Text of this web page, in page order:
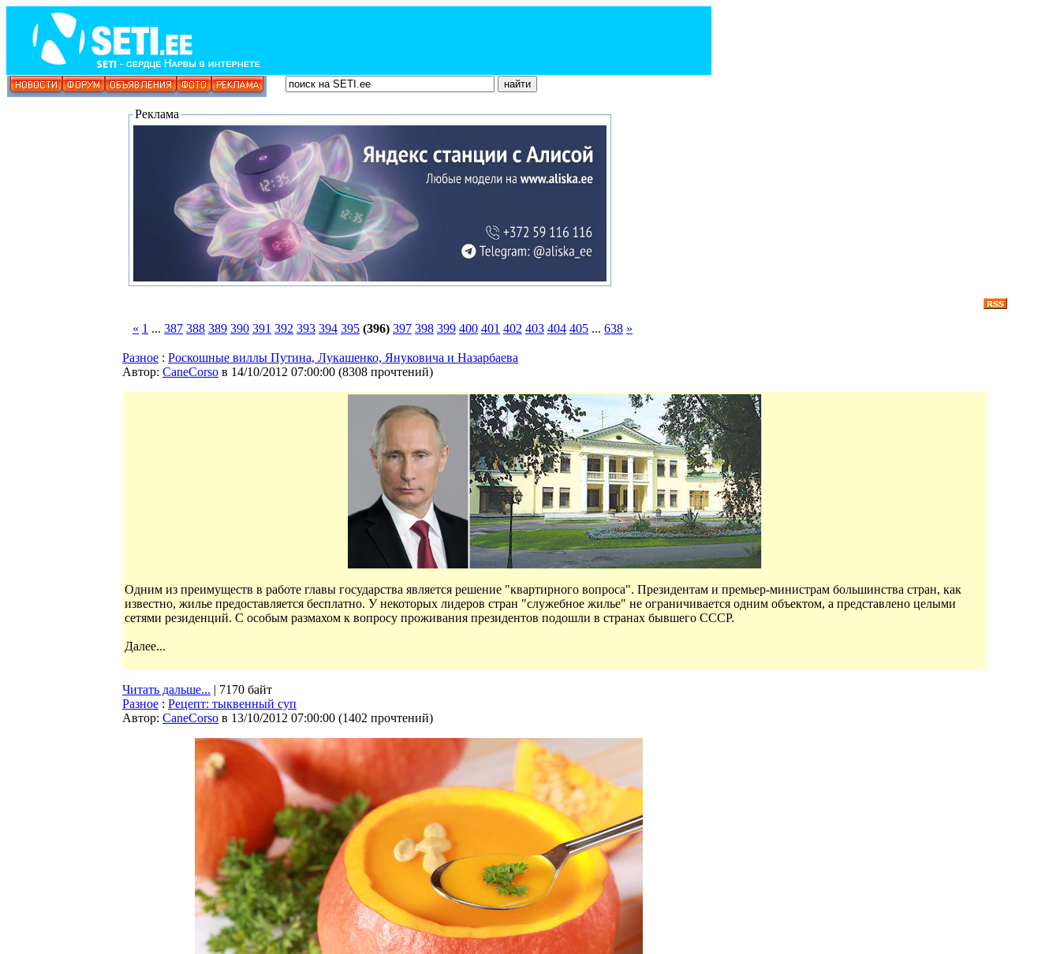
Реклама
« 1 ... 387 388 389 390 391 392 393 394 395 (396) 397 398 399 400 401 402 403 404 405 ... 638 »
Разное : Роскошные виллы Путина, Лукашенко, Януковича и Назарбаева
Автор: CaneCorso в 14/10/2012 07:00:00 (8308 прочтений)
Одним из преимуществ в работе главы государства является решение "квартирного вопроса". Президентам и премьер-министрам большинства стран, как
известно, жилье предоставляется бесплатно. У некоторых лидеров стран "служебное жилье" не ограничивается одним объектом, а представлено целыми
сетями резиденций. С особым размахом к вопросу проживания президентов подошли в странах бывшего СССР.
Далее...
Читать дальше... | 7170 байт
Разное : Рецепт: тыквенный суп
Автор: CaneCorso в 13/10/2012 07:00:00 (1402 прочтений)